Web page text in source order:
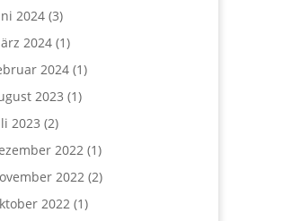
2024(3)
2024(1)
2024(1)
2023 (1)
2023 (2)
2022(1)
2022(2)
2022(1)